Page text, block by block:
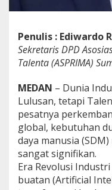
Penulis : Ediwardo
Sekretaris DPD
Talenta (ASPRIMA)
MEDAN – Dunia
Lulusan, tetapi
pesatnya
global, kebutuhan
daya manusia
sangat signifikan.
Era Revolusi
buatan (Artificial